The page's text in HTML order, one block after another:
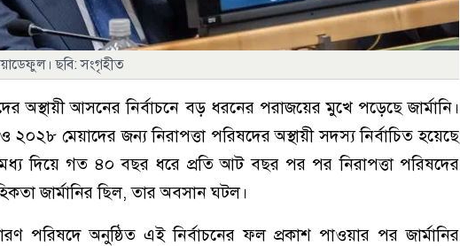
ওয়াডেফুল। ছবি: সংগৃহীত
অস্থায়ী আসনের নির্বাচনে বড় ধরনের পরাজয়ের মুখে পড়েছে জার্মানি।
২০২৮ মেয়াদের জন্য নিরাপত্তা পরিষদের অস্থায়ী সদস্য নির্বাচিত হয়েছে
দিয়ে গত ৪০ বছর ধরে প্রতি আট বছর পর পর নিরাপত্তা পরিষদের
জার্মানির ছিল, তার অবসান ঘটল।
পরিষদে অনুষ্ঠিত এই নির্বাচনের ফল প্রকাশ পাওয়ার পর জার্মানির